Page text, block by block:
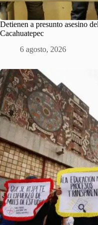
Detienen a presunto asesino
Cacahuatepec
6 agosto, 2026